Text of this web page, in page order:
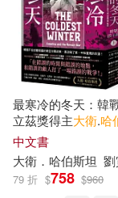
作者 (可複選)
大衛．哈伯
布魯斯．
最寒冷的冬天：韓
立茲獎得主大衛.哈
經典紀念版/二冊不
中文書
大衛 ． 哈伯斯坦
79 折 $758 $960